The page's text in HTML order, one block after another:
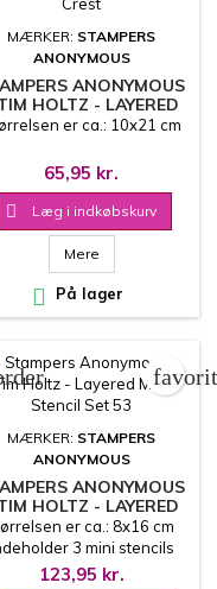
MÆRKER: STAMPERS
ANONYMOUS
ANONYMOUS
HOLTZ - LAYERED
STENCIL - CREST
er ca.: 10x21 cm
65,95 kr.
 Læg i indkøbskurv
Mere
 På lager
MÆRKER: STAMPERS
ANONYMOUS
ANONYMOUS
HOLTZ - LAYERED
STENCIL SET 53
er ca.: 8x16 cm
3 mini stencils
123,95 kr.